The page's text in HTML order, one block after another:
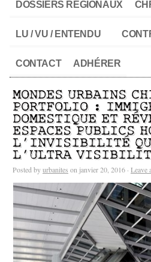
DOSSIERS RÉGIONAUX
LU / VU / ENTENDU
CONTACT ADHÉRER
MONDES URBAINS
PORTFOLIO :
DOMESTIQUE ET
ESPACES PUBLICS
L’INVISIBILITÉ
L’ULTRA
Posted byurbanites on janvier 20, 2016 · Leave